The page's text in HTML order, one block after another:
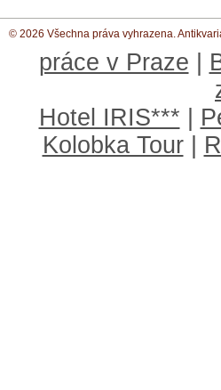
© 2026 Všechna práva vyhrazena.
práce v Praze
Hotel IRIS***
Kolobka Tour